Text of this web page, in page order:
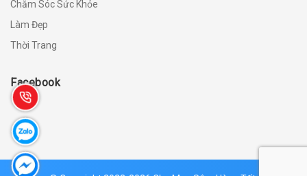
Chăm Sóc Sức Khỏe
Làm Đẹp
Thời Trang
Facebook